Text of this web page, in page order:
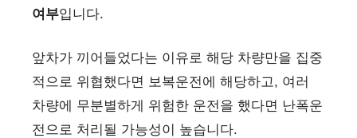
여부입니다.
앞차가 끼어들었다는 이유로 해당 차량만을 집중
적으로 위협했다면 보복운전에 해당하고, 여러
차량에 무분별하게 위험한 운전을 했다면 난폭운
전으로 처리될 가능성이 높습니다.